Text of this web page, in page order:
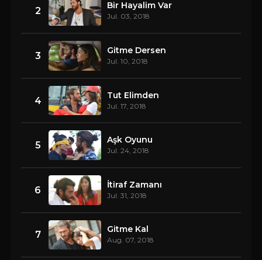
2 Bir Hayalim Var
Jul. 03, 2018
3 Gitme Dersen
Jul. 10, 2018
4 Tut Elimden
Jul. 17, 2018
5 Aşk Oyunu
Jul. 24, 2018
6 İtiraf Zamanı
Jul. 31, 2018
7 Gitme Kal
Aug. 07, 2018